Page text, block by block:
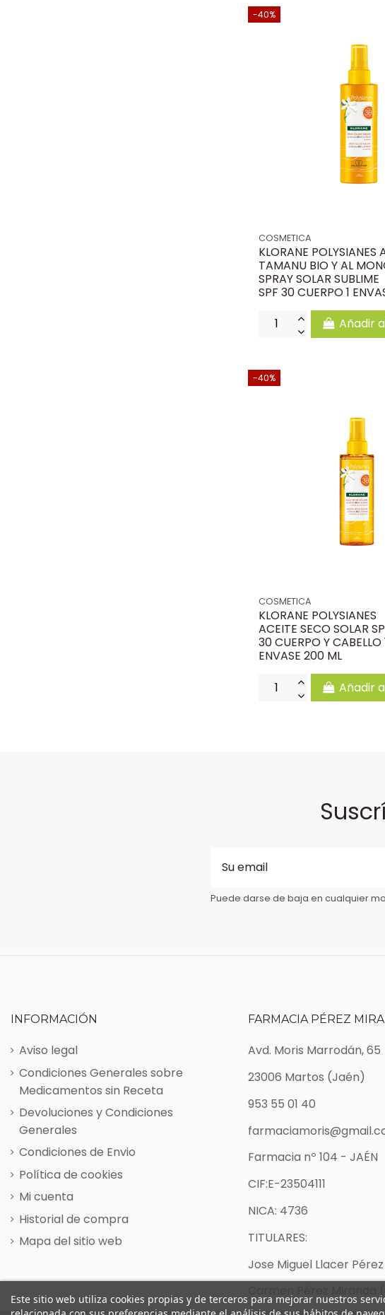
-40%
COSMETICA
KLORANE POLYSIANES
TAMANU BIO Y AL
SPRAY SOLAR SUBLIME
SPF 30 CUERPO 1
Añadir
-40%
COSMETICA
KLORANE POLYSIANES
ACEITE SECO SOLAR
30 CUERPO Y CABELLO
ENVASE 200 ML
Añadir
Puede darse de baja en cualquier
INFORMACIÓN
Aviso legal
Condiciones Generales sobre
Medicamentos sin Receta
Devoluciones y Condiciones
Generales
Condiciones de Envio
Política de cookies
Mi cuenta
Historial de compra
Mapa del sitio web
FARMACIA PÉREZ
Avd. Moris Marrodán, 65
23006 Martos (Jaén)
953 55 01 40
Farmacia nº 104 - JAÉN
CIF:E-23504111
NICA: 4736
TITULARES:
Jose Miguel Llacer Pérez
Este sitio web utiliza cookies propias y de terceros para mejorar nuestros